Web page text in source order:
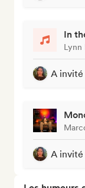
In
Lynn
A invité
A invité